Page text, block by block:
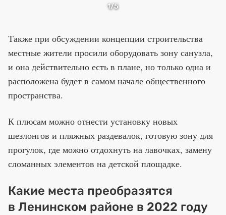
1/5
Также при обсуждении концепции строительства
местные жители просили оборудовать зону санузла,
и она действительно есть в плане, но только одна и
расположена будет в самом начале общественного
пространства.
К плюсам можно отнести установку новых
шезлонгов и пляжных раздевалок, готовую зону для
прогулок, где можно отдохнуть на лавочках, замену
сломанных элементов на детской площадке.
Какие места преобразятся
в Ленинском районе в 2022 году